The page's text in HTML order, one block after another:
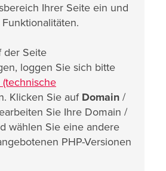
Ihrer Seite ein und
der Seite
loggen Sie sich bitte
(technische
Klicken Sie auf Domain /
Sie Ihre Domain /
wählen Sie eine andere
PHP-Versionen